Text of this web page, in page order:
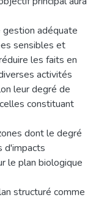
adéquate
sensibles et
les faits en
activités
leur degré de
constituant
dont le degré
d'impacts
le plan biologique
structuré comme